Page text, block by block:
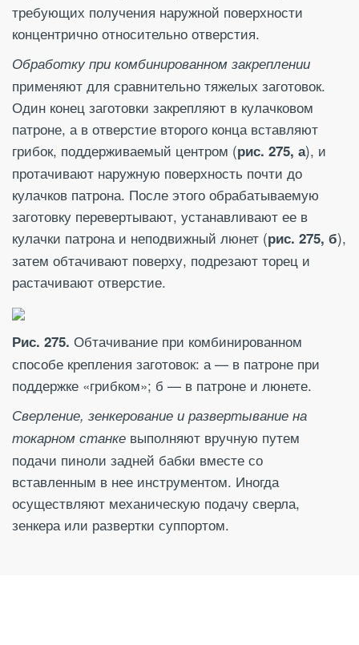
требующих получения наружной поверхности
концентрично относительно отверстия.
Обработку при комбинированном закреплении
применяют для сравнительно тяжелых заготовок.
Один конец заготовки закрепляют в кулачковом
патроне, а в отверстие второго конца вставляют
грибок, поддерживаемый центром (рис. 275, а), и
протачивают наружную поверхность почти до
кулачков патрона. После этого обрабатываемую
заготовку перевертывают, устанавливают ее в
кулачки патрона и неподвижный люнет (рис. 275, б),
затем обтачивают поверху, подрезают торец и
растачивают отверстие.
Рис. 275. Обтачивание при комбинированном
способе крепления заготовок: а — в патроне при
поддержке «грибком»; б — в патроне и люнете.
Сверление, зенкерование и развертывание на
токарном станке выполняют вручную путем
подачи пиноли задней бабки вместе со
вставленным в нее инструментом. Иногда
осуществляют механическую подачу сверла,
зенкера или развертки суппортом.